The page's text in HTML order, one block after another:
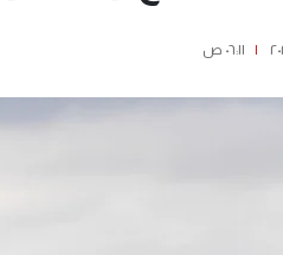
| ٠٦:١١ ص